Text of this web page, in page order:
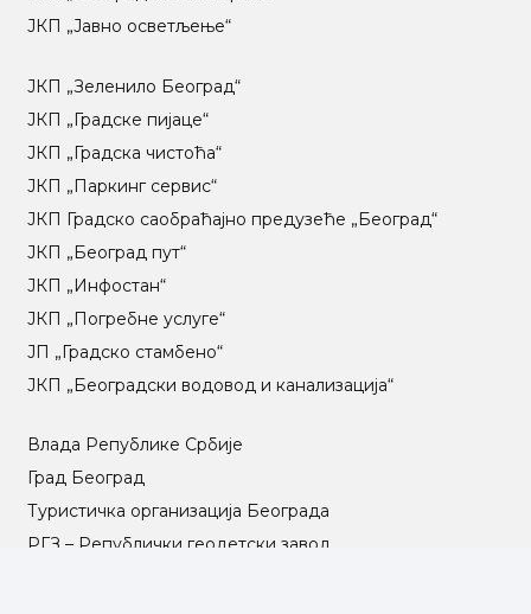
ЈКП „Јавно осветљење“
ЈКП „Зеленило Београд“
ЈКП „Градске пијаце“
ЈКП „Градска чистоћа“
ЈКП „Паркинг сервис“
ЈКП Градско саобраћајно предузеће „Београд“
ЈКП „Београд пут“
ЈКП „Инфостан“
ЈКП „Погребне услуге“
ЈП „Градско стамбено“
ЈКП „Београдски водовод и канализација“
Влада Републике Србије
Град Београд
Туристичка организација Београда
РГЗ – Републички геодетски завод